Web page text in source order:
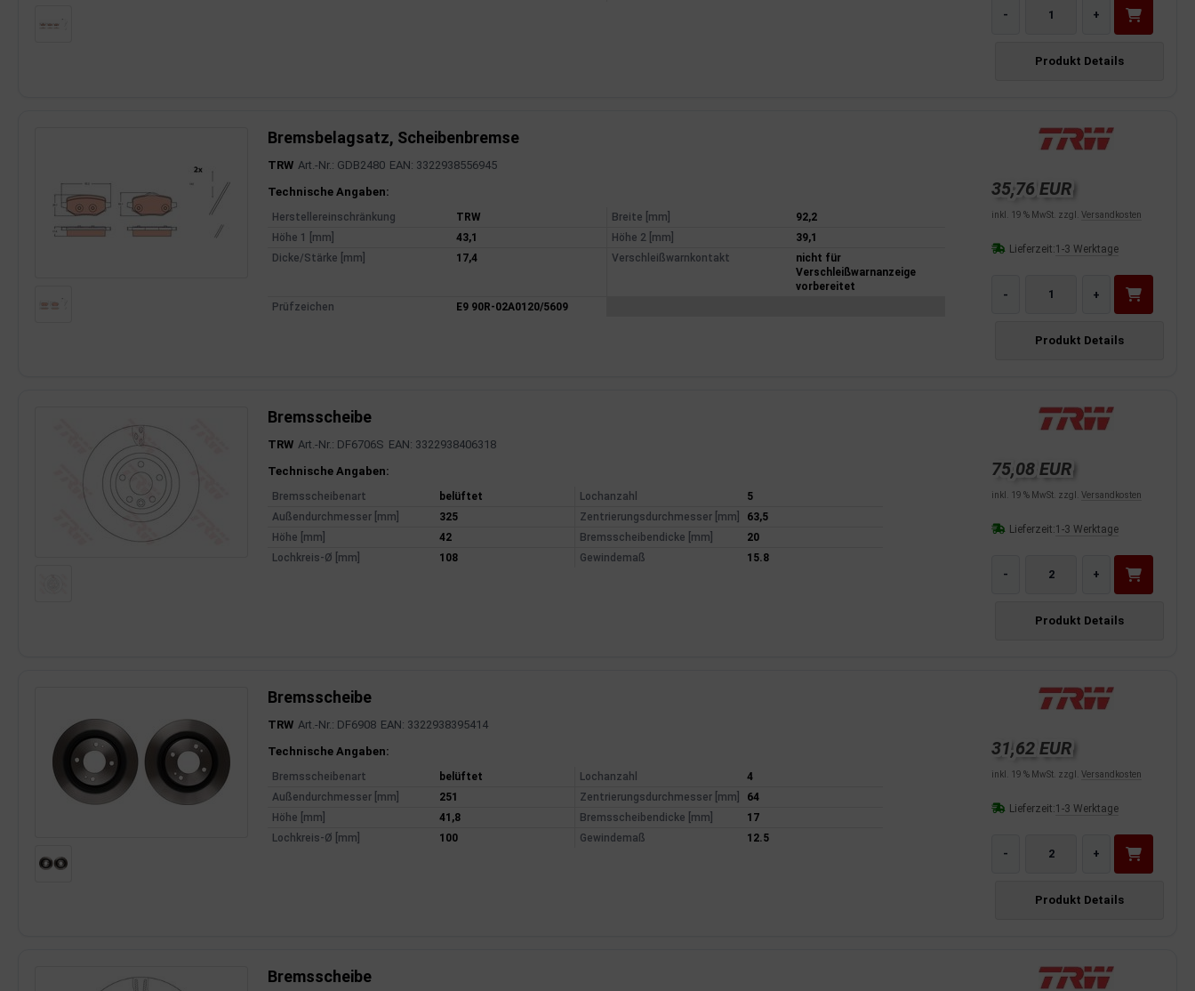
- +
Produkt Details
Bremsbelagsatz, Scheibenbremse
TRW Art.-Nr.: GDB2480 EAN: 3322938556945
Produktinformationen
Technische Angaben:
Herstellereinschränkung TRW Breite [mm]
92,2
Höhe 1 [mm]
43,1 Höhe 2 [mm]
39,1
Dicke/Stärke [mm]
17,4 Verschleißwarnkontakt
nicht für
Verschleißwarnanzeige
vorbereitet
Prüfzeichen
E9 90R-02A0120/5609
35,76 EUR
inkl. 19 % MwSt. zzgl. Versandkosten
Lieferzeit:1-3 Werktage
- +
Produkt Details
Bremsscheibe
TRW Art.-Nr.: DF6706S EAN: 3322938406318
Produktinformationen
Technische Angaben:
Bremsscheibenart belüftet Lochanzahl
5
Außendurchmesser [mm]
325 Zentrierungsdurchmesser [mm]
63,5
Höhe [mm]
42 Bremsscheibendicke [mm]
20
Lochkreis-Ø [mm]
108 Gewindemaß 15.8
75,08 EUR
inkl. 19 % MwSt. zzgl. Versandkosten
Lieferzeit:1-3 Werktage
- +
Produkt Details
Bremsscheibe
TRW Art.-Nr.: DF6908 EAN: 3322938395414
Produktinformationen
Technische Angaben:
Bremsscheibenart belüftet Lochanzahl
4
Außendurchmesser [mm]
251 Zentrierungsdurchmesser [mm]
64
Höhe [mm]
41,8 Bremsscheibendicke [mm]
17
Lochkreis-Ø [mm]
100 Gewindemaß 12.5
31,62 EUR
inkl. 19 % MwSt. zzgl. Versandkosten
Lieferzeit:1-3 Werktage
- +
Produkt Details
Bremsscheibe